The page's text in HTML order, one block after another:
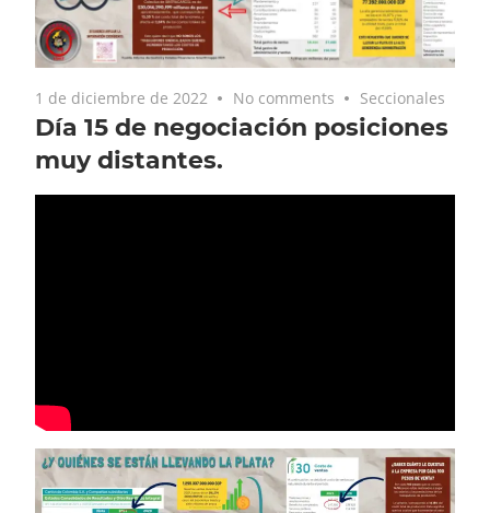
1 de diciembre de 2022 No comments Seccionales
Día 15 de negociación posiciones
muy distantes.